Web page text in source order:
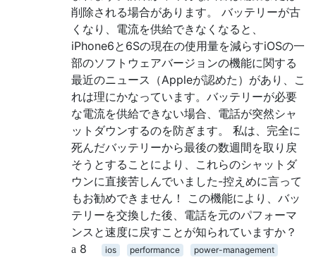
削除される場合があります。 バッテリーが古
くなり、電流を供給できなくなると、
iPhone6と6Sの現在の使用量を減らすiOSの一
部のソフトウェアバージョンの機能に関する
最近のニュース（Appleが認めた）があり、こ
れは理にかなっています。バッテリーが必要
な電流を供給できない場合、電話が突然シャ
ットダウンするのを防ぎます。 私は、完全に
死んだバッテリーから最後の数週間を取り戻
そうとすることにより、これらのシャットダ
ウンに直接苦しんでいました-控えめに言って
もお勧めできません！ この機能により、バッ
テリーを交換した後、電話を元のパフォーマ
ンスと速度に戻すことが知られていますか？
8
ios performance power-management